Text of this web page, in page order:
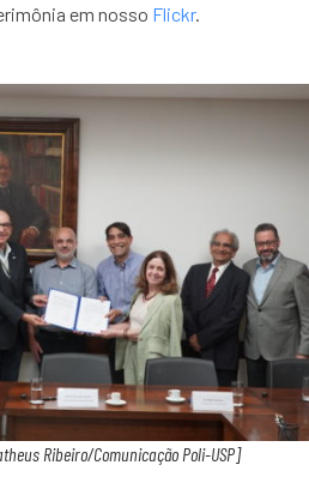
em nosso Flickr.
Ribeiro/Comunicação Poli-USP]